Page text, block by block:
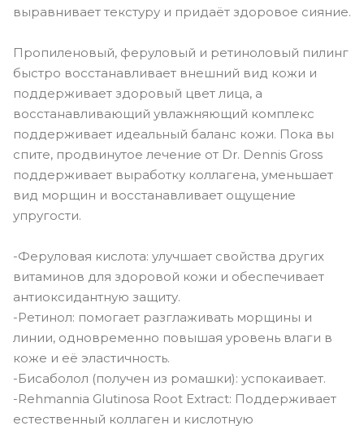
выравнивает текстуру и придаёт здоровое сияние.
Пропиленовый, феруловый и ретиноловый пилинг
быстро восстанавливает внешний вид кожи и
поддерживает здоровый цвет лица, а
восстанавливающий увлажняющий комплекс
поддерживает идеальный баланс кожи. Пока вы
спите, продвинутое лечение от Dr. Dennis Gross
поддерживает выработку коллагена, уменьшает
вид морщин и восстанавливает ощущение
упругости.
-Феруловая кислота: улучшает свойства других
витаминов для здоровой кожи и обеспечивает
антиоксидантную защиту.
-Ретинол: помогает разглаживать морщины и
линии, одновременно повышая уровень влаги в
коже и её эластичность.
-Бисаболол (получен из ромашки): успокаивает.
-Rehmannia Glutinosa Root Extract: Поддерживает
естественный коллаген и кислотную